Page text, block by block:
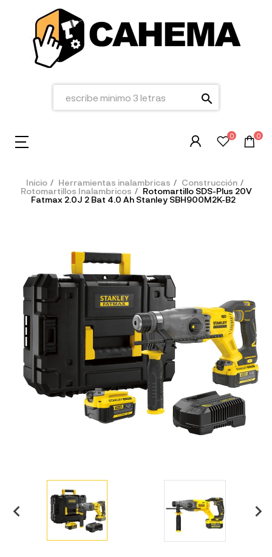
search
0 0
Inicio Herramientas inalambricas
Construcción
Rotomartillos Inalambricos
Rotomartillo SDS-Plus 20V
Fatmax 2.0J 2 Bat 4.0 Ah Stanley SBH900M2K-B2